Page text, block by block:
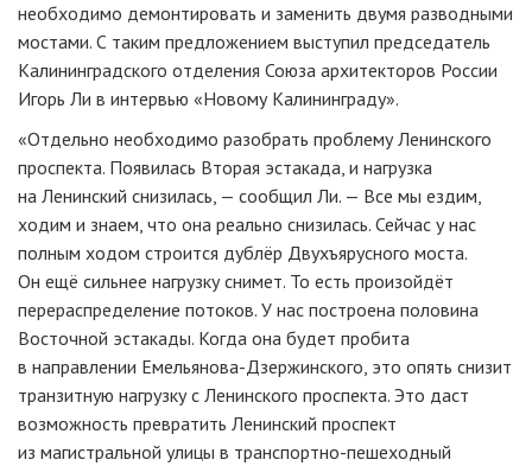
необходимо демонтировать и заменить двумя разводными
мостами. С таким предложением выступил председатель
Калининградского отделения Союза архитекторов России
Игорь Ли в интервью «Новому Калининграду».
«Отдельно необходимо разобрать проблему Ленинского
проспекта. Появилась Вторая эстакада, и нагрузка
на Ленинский снизилась, — сообщил Ли. — Все мы ездим,
ходим и знаем, что она реально снизилась. Сейчас у нас
полным ходом строится дублёр Двухъярусного моста.
Он ещё сильнее нагрузку снимет. То есть произойдёт
перераспределение потоков. У нас построена половина
Восточной эстакады. Когда она будет пробита
в направлении Емельянова-Дзержинского, это опять снизит
транзитную нагрузку с Ленинского проспекта. Это даст
возможность превратить Ленинский проспект
из магистральной улицы в транспортно-пешеходный